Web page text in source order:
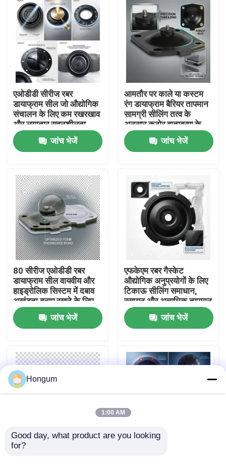
उत्पाद
हमारे बारे में
कारखाने का दौरा
गुणवत्ता नियंत्रण
समाचार
मामले
उद्धरण मांगें
एओडीडी सीरीज रबर
डायाफ्राम सील जो औद्योगिक
संचालन के लिए कम रखरखाव
और लगातार सहनशीलता
±0.02 मिमी प्रदान करती है
जांच भेजें
आमतौर पर काले या कस्टम
रंग डायाफ्राम बैरियर तापमान
सामग्री सीलिंग तत्व के
अनुसार कठोर वातावरण के
लिए उपयुक्त
जांच भेजें
80 सीरीज एओडीडी रबर
डायाफ्राम सील वायवीय और
हाइड्रोलिक सिस्टम में दबाव
अखंडता बनाए रखने के लिए
आदर्श विकल्प
जांच भेजें
एफकेएम रबर गैस्केट
औद्योगिक अनुप्रयोगों के लिए
टिकाऊ सीलिंग समाधान,
रसायन और अत्यधिक तापमान
प्रतिरोधी
जांच भेजें
रासायनिक परिचालन
Hongum
1:00 AM
Good day, what product are you looking
for?